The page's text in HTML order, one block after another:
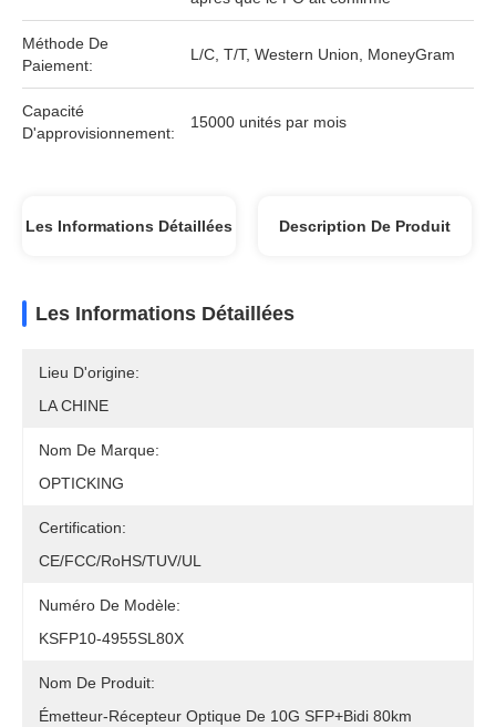
Méthode De
Paiement:
L/C, T/T, Western Union, MoneyGram
Capacité
D'approvisionnement:
15000 unités par mois
Les Informations Détaillées Description De Produit
Les Informations Détaillées
Lieu D'origine:
LA CHINE
Nom De Marque:
OPTICKING
Certification:
CE/FCC/RoHS/TUV/UL
Numéro De Modèle:
KSFP10-4955SL80X
Nom De Produit:
Émetteur-Récepteur Optique De 10G SFP+bidi 80km